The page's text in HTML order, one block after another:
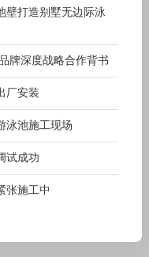
壁打造别墅无边际泳
牌深度战略合作背书
厂安装
泳池施工现场
试成功
张施工中